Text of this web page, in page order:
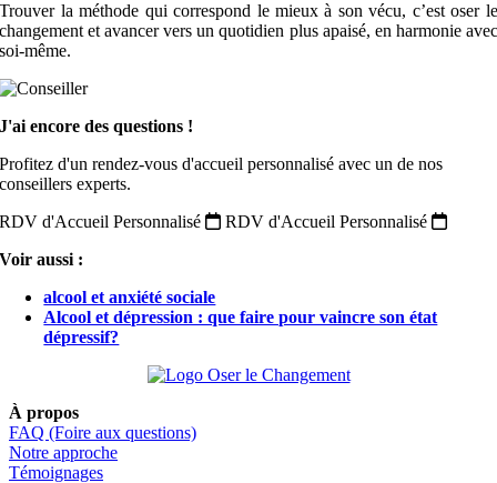
Trouver la méthode qui correspond le mieux à son vécu, c’est oser le
changement et avancer vers un quotidien plus apaisé, en harmonie avec
soi-même.
J'ai encore des questions !
Profitez d'un rendez-vous d'accueil personnalisé avec un de nos
conseillers experts.
RDV d'Accueil Personnalisé
RDV d'Accueil Personnalisé
Voir aussi :
alcool et anxiété sociale
Alcool et dépression : que faire pour vaincre son état
dépressif?
À propos
FAQ (Foire aux questions)
Notre approche
Témoignages